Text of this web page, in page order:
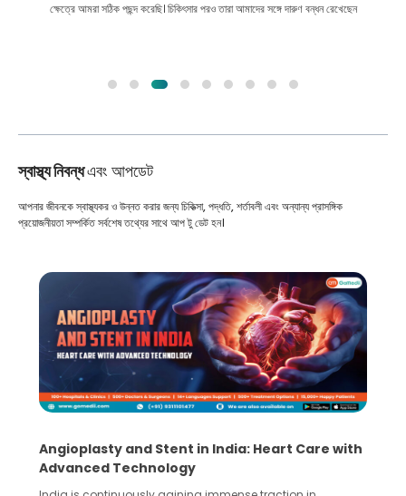
ক্ষেত্রে আমরা সঠিক পছন্দ করেছি। চিকিৎসার পরও তারা আমাদের সঙ্গে দারুণ বন্ধন রেখেছেন
স্বাস্থ্য নিবন্ধএবং আপডেট
আপনার জীবনকে স্বাস্থ্যকর ও উন্নত করার জন্য চিকিত্সা, পদ্ধতি, শর্তাবলী এবং অন্যান্য প্রাসঙ্গিক
প্রয়োজনীয়তা সম্পর্কিত সর্বশেষ তথ্যের সাথে আপ টু ডেট হন।
5 Essential Steps for Effective Human Sperm
Collection and Processing Methods